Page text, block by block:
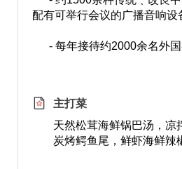
配有可举行会议的广播音响设
- 每年接待约2000余名外国
主打菜
天然松茸海鲜锅巴汤，凉
炭烤鳄鱼尾，鲜虾海鲜辣